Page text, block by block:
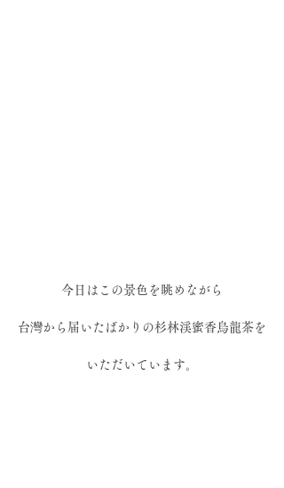
今日はこの景色を眺めながら
台灣から届いたばかりの杉林渓蜜香烏龍茶を
いただいています。